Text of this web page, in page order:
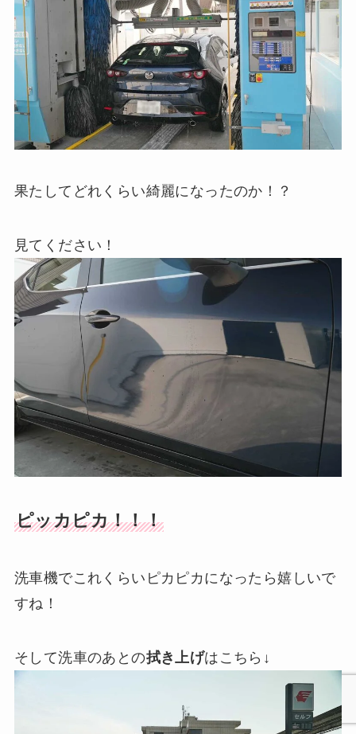
果たしてどれくらい綺麗になったのか！？
見てください！
ピッカピカ！！！
洗車機でこれくらいピカピカになったら嬉しいで
すね！
そして洗車のあとの拭き上げはこちら↓